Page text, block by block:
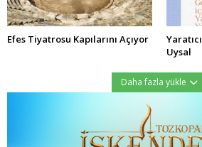
Efes Tiyatrosu Kapılarını Açıyor
Uysal
Daha fazla yükle